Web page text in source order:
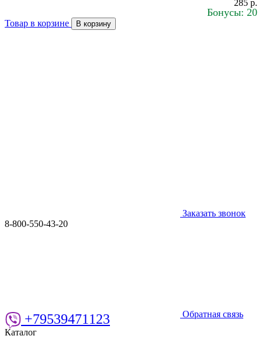
285 р.
Бонусы: 20
Товар в корзине В корзину
Заказать звонок
8-800-550-43-20
Обратная связь
+79539471123
Каталог